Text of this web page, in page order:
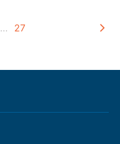
… 27